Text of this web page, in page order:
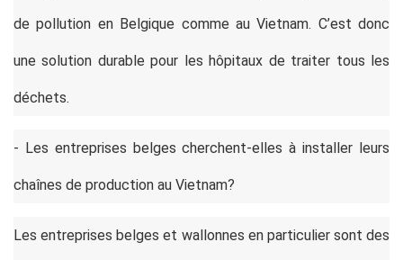
de pollution en Belgique comme au Vietnam. C’est donc
une solution durable pour les hôpitaux de traiter tous les
déchets.
- Les entreprises belges cherchent-elles à installer leurs
chaînes de production au Vietnam?
Les entreprises belges et wallonnes en particulier sont des